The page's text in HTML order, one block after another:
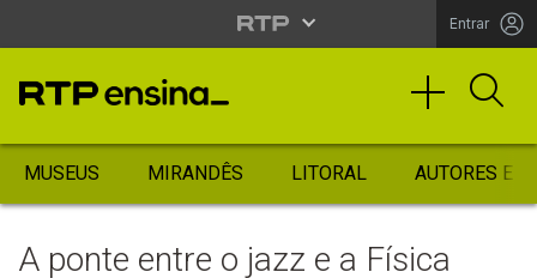
Entrar
MUSEUS MIRANDÊS LITORAL AUTORES
A ponte entre o jazz e a Física